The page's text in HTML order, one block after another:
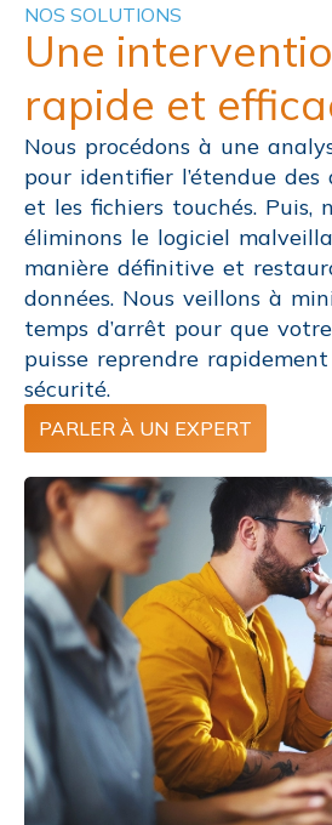
NOS SOLUTIONS
Une
rapide et
Nous procédons à une
pour identifier l’étendue des
et les fichiers touchés. Puis,
éliminons le logiciel
manière définitive et
données. Nous veillons à
temps d’arrêt pour que
puisse reprendre
sécurité.
PARLER À UN EXPERT